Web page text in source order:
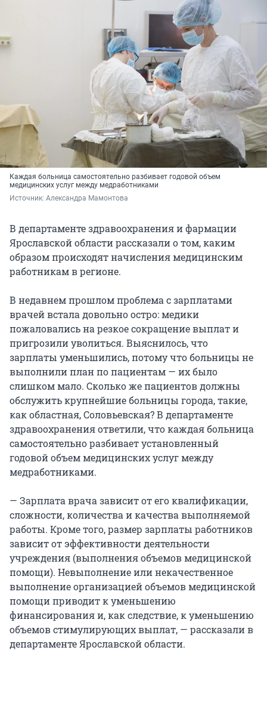
Каждая больница самостоятельно разбивает годовой объем
медицинских услуг между медработниками
Источник: Александра Мамонтова
В департаменте здравоохранения и фармации
Ярославской области рассказали о том, каким
образом происходят начисления медицинским
работникам в регионе.
В недавнем прошлом проблема с зарплатами
врачей встала довольно остро: медики
пожаловались на резкое сокращение выплат и
пригрозили уволиться. Выяснилось, что
зарплаты уменьшились, потому что больницы не
выполнили план по пациентам — их было
слишком мало. Сколько же пациентов должны
обслужить крупнейшие больницы города, такие,
как областная, Соловьевская? В департаменте
здравоохранения ответили, что каждая больница
самостоятельно разбивает установленный
годовой объем медицинских услуг между
медработниками.
— Зарплата врача зависит от его квалификации,
сложности, количества и качества выполняемой
работы. Кроме того, размер зарплаты работников
зависит от эффективности деятельности
учреждения (выполнения объемов медицинской
помощи). Невыполнение или некачественное
выполнение организацией объемов медицинской
помощи приводит к уменьшению
финансирования и, как следствие, к уменьшению
объемов стимулирующих выплат, — рассказали в
департаменте Ярославской области.